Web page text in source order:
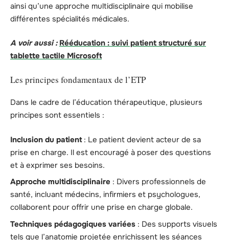
ainsi qu’une approche multidisciplinaire qui mobilise
différentes spécialités médicales.
A voir aussi : Rééducation : suivi patient structuré sur
tablette tactile Microsoft
Les principes fondamentaux de l’ETP
Dans le cadre de l’éducation thérapeutique, plusieurs
principes sont essentiels :
Inclusion du patient: Le patient devient acteur de sa
prise en charge. Il est encouragé à poser des questions
et à exprimer ses besoins.
Approche multidisciplinaire : Divers professionnels de
santé, incluant médecins, infirmiers et psychologues,
collaborent pour offrir une prise en charge globale.
Techniques pédagogiques variées : Des supports visuels
tels que l’anatomie projetée enrichissent les séances